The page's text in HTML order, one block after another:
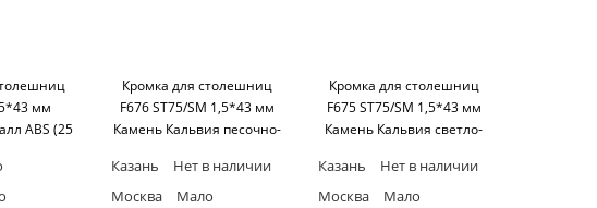
мм
ABS (25
Кромка для столешниц
F676 ST75/SM 1,5*43 мм
Камень Кальвия песочно-
Egger
Казань
Нет в наличии
Москва
Мало
Кромка для столешниц
F675 ST75/SM 1,5*43 мм
Камень Кальвия светло-
Egger
Казань
Нет в наличии
Москва
Мало